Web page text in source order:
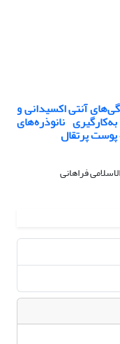
آنتی اکسیدانی و
نانوذره‌های
پرتقال
فراهانی